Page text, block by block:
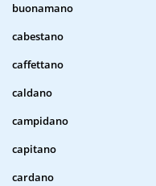
buonamano
cabestano
caffettano
caldano
campidano
capitano
cardano